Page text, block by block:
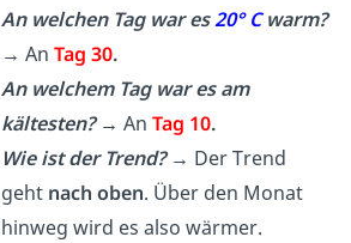
An welchen Tag war es20° Cwarm?
→ An Tag 30.
An welchem Tag war es am
kältesten?→ An Tag 10.
Wie ist der Trend? → Der Trend
geht nach oben. Über den Monat
hinweg wird es also wärmer.